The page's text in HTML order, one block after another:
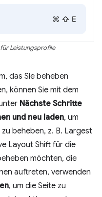
Leistungsprofile
das Sie beheben
können Sie mit dem
Nächste Schritte
und neu laden, um
beheben, z. B. Largest
Layout Shift für die
möchten, die
auftreten, verwenden
, um die Seite zu